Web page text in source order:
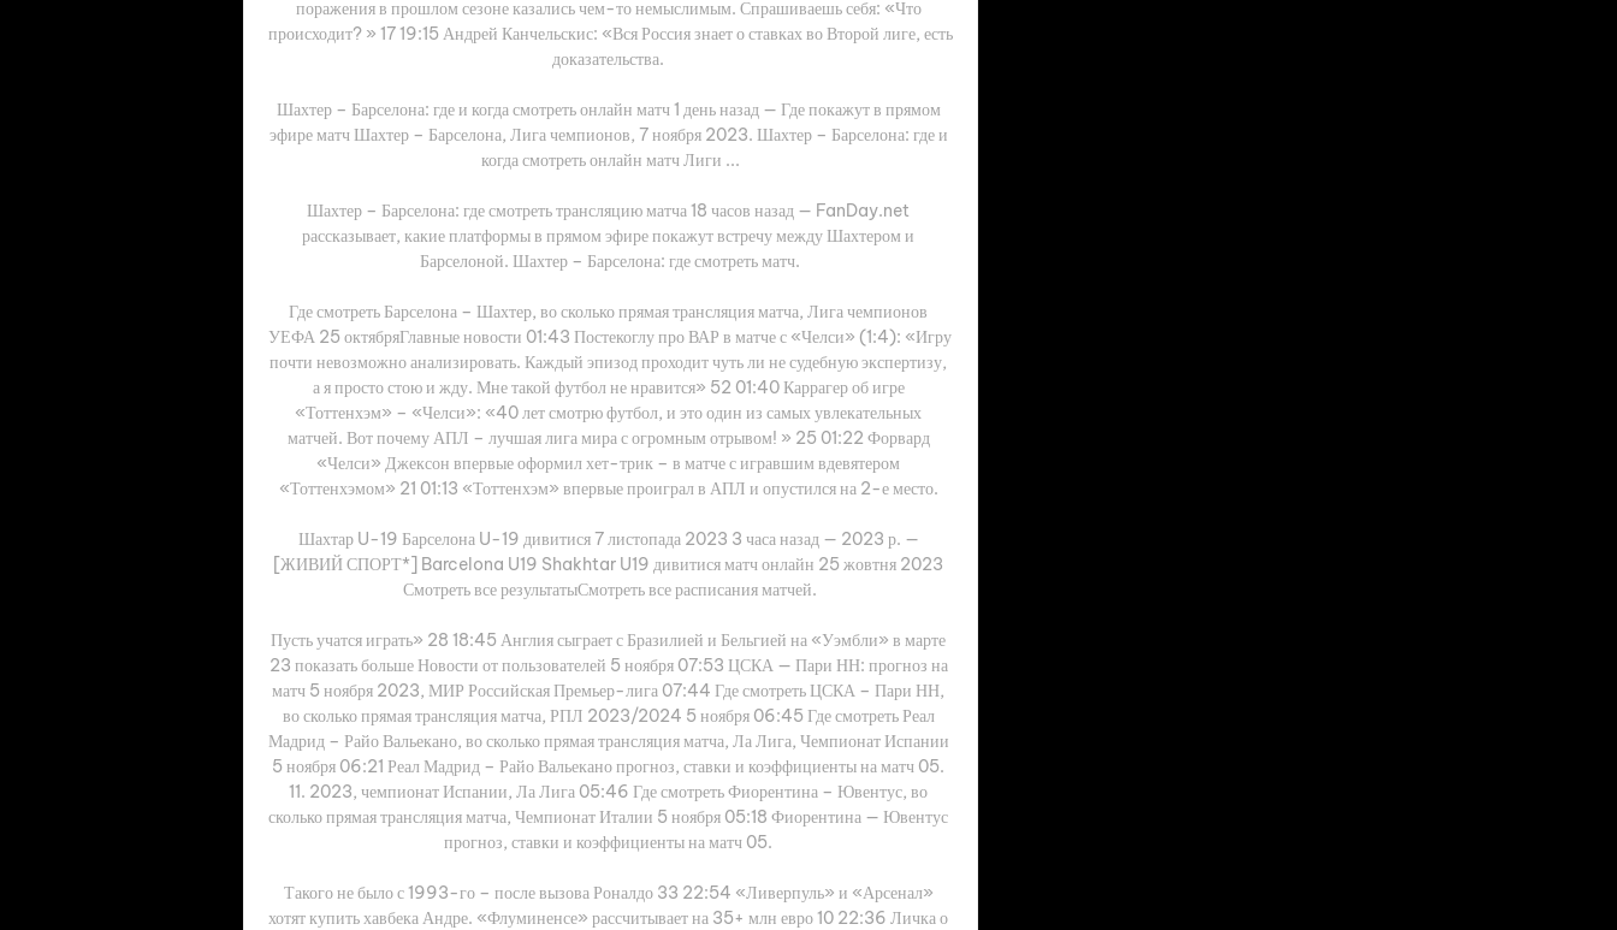
поражения в прошлом сезоне казались чем-то немыслимым. Спрашиваешь себя: «Что
происходит? » 17 19:15 Андрей Канчельскис: «Вся Россия знает о ставках во Второй лиге, есть
доказательства.
Шахтер – Барселона: где и когда смотреть онлайн матч 1 день назад — Где покажут в прямом
эфире матч Шахтер – Барселона, Лига чемпионов, 7 ноября 2023. Шахтер – Барселона: где и
когда смотреть онлайн матч Лиги ...
Шахтер – Барселона: где смотреть трансляцию матча 18 часов назад — FanDay.net
рассказывает, какие платформы в прямом эфире покажут встречу между Шахтером и
Барселоной. Шахтер – Барселона: где смотреть матч.
Где смотреть Барселона – Шахтер, во сколько прямая трансляция матча, Лига чемпионов
УЕФА 25 октябряГлавные новости 01:43 Постекоглу про ВАР в матче с «Челси» (1:4): «Игру
почти невозможно анализировать. Каждый эпизод проходит чуть ли не судебную экспертизу,
а я просто стою и жду. Мне такой футбол не нравится» 52 01:40 Каррагер об игре
«Тоттенхэм» – «Челси»: «40 лет смотрю футбол, и это один из самых увлекательных
матчей. Вот почему АПЛ – лучшая лига мира с огромным отрывом! » 25 01:22 Форвард
«Челси» Джексон впервые оформил хет-трик – в матче с игравшим вдевятером
«Тоттенхэмом» 21 01:13 «Тоттенхэм» впервые проиграл в АПЛ и опустился на 2-е место.
Шахтар U-19 Барселона U-19 дивитися 7 листопада 2023 3 часа назад — 2023 р. —
[ЖИВИЙ СПОРТ*] Barcelona U19 Shakhtar U19 дивитися матч онлайн 25 жовтня 2023
Смотреть все результатыСмотреть все расписания матчей.
Пусть учатся играть» 28 18:45 Англия сыграет с Бразилией и Бельгией на «Уэмбли» в марте
23 показать больше Новости от пользователей 5 ноября 07:53 ЦСКА — Пари НН: прогноз на
матч 5 ноября 2023, МИР Российская Премьер-лига 07:44 Где смотреть ЦСКА – Пари НН,
во сколько прямая трансляция матча, РПЛ 2023/2024 5 ноября 06:45 Где смотреть Реал
Мадрид – Райо Вальекано, во сколько прямая трансляция матча, Ла Лига, Чемпионат Испании
5 ноября 06:21 Реал Мадрид – Райо Вальекано прогноз, ставки и коэффициенты на матч 05.
11. 2023, чемпионат Испании, Ла Лига 05:46 Где смотреть Фиорентина – Ювентус, во
сколько прямая трансляция матча, Чемпионат Италии 5 ноября 05:18 Фиорентина — Ювентус
прогноз, ставки и коэффициенты на матч 05.
Такого не было с 1993-го – после вызова Роналдо 33 22:54 «Ливерпуль» и «Арсенал»
хотят купить хавбека Андре. «Флуминенсе» рассчитывает на 35+ млн евро 10 22:36 Личка о